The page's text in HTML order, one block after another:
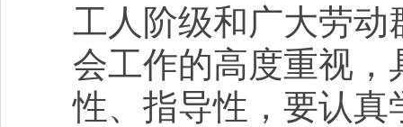
工人阶级和广大劳
会工作的高度重视
性、指导性，要认